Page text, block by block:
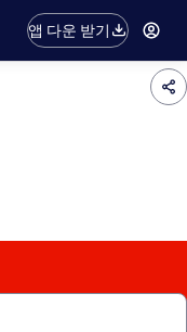
앱 다운 받기